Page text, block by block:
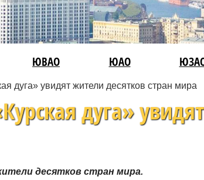
ЮВАО ЮАО
дуга» увидят жители десятков стран мира
дуга»
десятков стран мира.